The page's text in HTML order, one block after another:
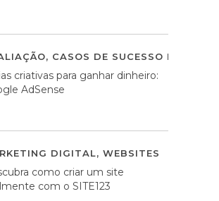
, CASOS DE SUCESSO DE
criativas para ganhar dinheiro:
AdSense
DIGITAL, WEBSITES
como criar um site
com o SITE123